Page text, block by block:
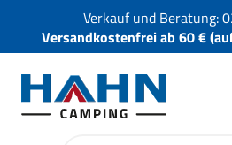
Verkauf und Beratung:
Versandkostenfrei ab 60 €